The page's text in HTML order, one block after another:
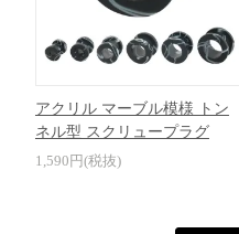
アクリル マーブル模様 トン
ネル型 スクリュープラグ
1,590円(税抜)